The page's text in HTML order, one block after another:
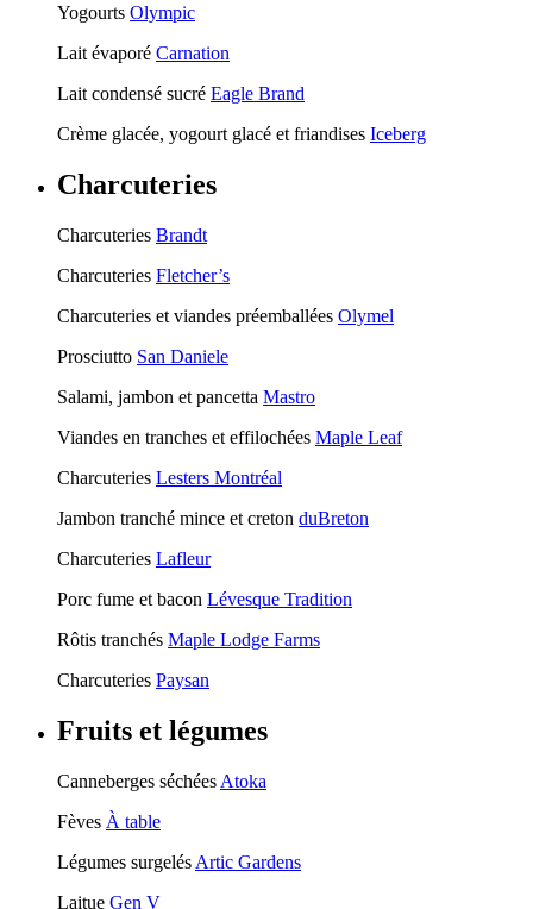
Yogourts Olympic
Lait évaporé Carnation
Lait condensé sucré Eagle Brand
Crème glacée, yogourt glacé et friandises Iceberg
Charcuteries
Charcuteries Brandt
Charcuteries Fletcher’s
Charcuteries et viandes préemballées Olymel
Prosciutto San Daniele
Salami, jambon et pancetta Mastro
Viandes en tranches et effilochées Maple Leaf
Charcuteries Lesters Montréal
Jambon tranché mince et creton duBreton
Charcuteries Lafleur
Porc fume et bacon Lévesque Tradition
Rôtis tranchés Maple Lodge Farms
Charcuteries Paysan
Fruits et légumes
Canneberges séchées Atoka
Fèves À table
Légumes surgelés Artic Gardens
Laitue Gen V